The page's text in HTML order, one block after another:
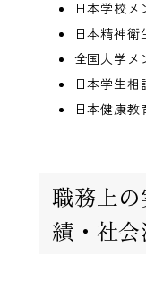
日本学校
日本精神衛
全国大学メ
日本学生相
日本健康教
職務上
績・社会